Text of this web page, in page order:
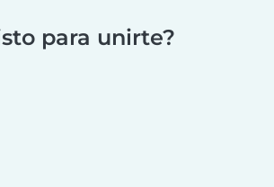
para unirte?